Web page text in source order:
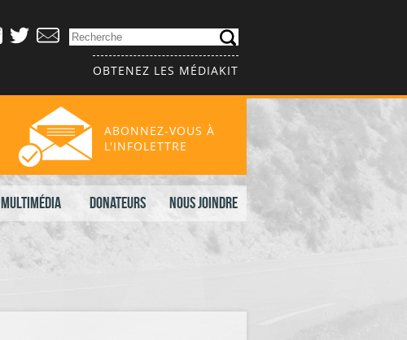
OBTENEZ LES MÉDIAKIT
Multimédia Donateurs Nous joindre
ABONNEZ-VOUS À
L'INFOLETTRE